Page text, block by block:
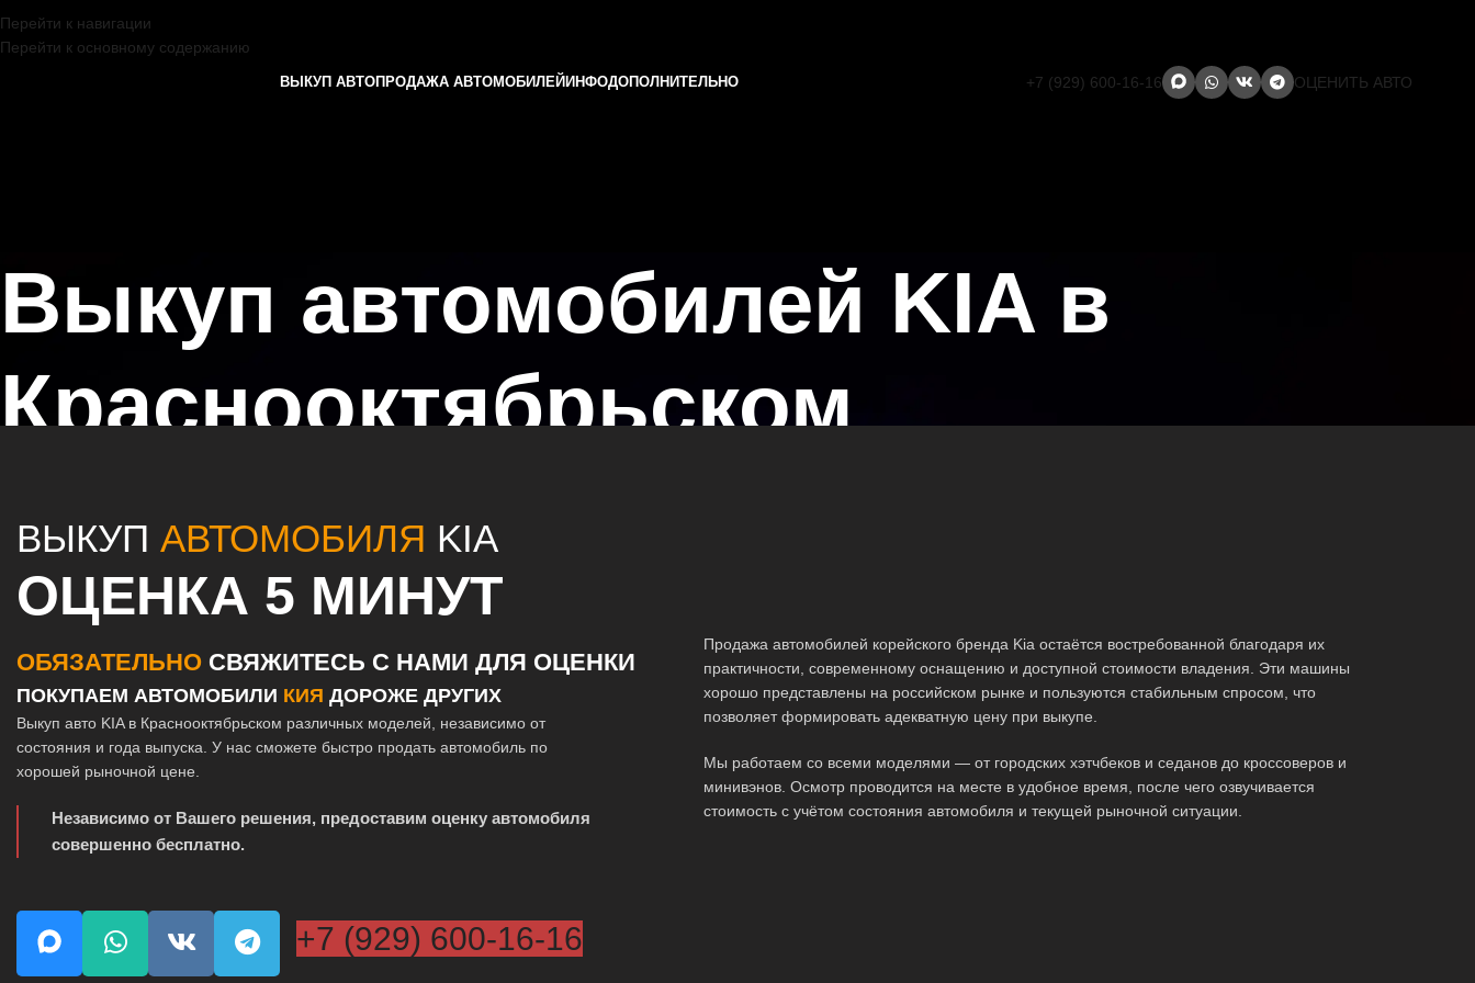
Перейти к навигации
Перейти к основному содержанию
ВЫКУП АВТОПРОДАЖА АВТОМОБИЛЕЙ ИНФОДОПОЛНИТЕЛЬНО +7 (929) 600-16-16 ОЦЕНИТЬ АВТО
Выкуп автомобилей KIA в
Краснооктябрьском
ВЫКУП АВТОМОБИЛЯ KIA
ОЦЕНКА 5 МИНУТ
ОБЯЗАТЕЛЬНО СВЯЖИТЕСЬ С НАМИ ДЛЯ ОЦЕНКИ
ПОКУПАЕМ АВТОМОБИЛИ КИЯ ДОРОЖЕ ДРУГИХ
Выкуп авто KIA в Краснооктябрьском различных моделей, независимо от
состояния и года выпуска. У нас сможете быстро продать автомобиль по
хорошей рыночной цене.
Независимо от Вашего решения, предоставим оценку автомобиля
совершенно бесплатно.
+7 (929) 600-16-16
Продажа автомобилей корейского бренда Kia остаётся востребованной благодаря их
практичности, современному оснащению и доступной стоимости владения. Эти машины
хорошо представлены на российском рынке и пользуются стабильным спросом, что
позволяет формировать адекватную цену при выкупе.
Мы работаем со всеми моделями — от городских хэтчбеков и седанов до кроссоверов и
минивэнов. Осмотр проводится на месте в удобное время, после чего озвучивается
стоимость с учётом состояния автомобиля и текущей рыночной ситуации.